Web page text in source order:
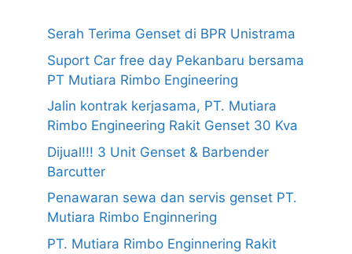
Serah Terima Genset di BPR Unistrama
Suport Car free day Pekanbaru bersama
PT Mutiara Rimbo Engineering
Jalin kontrak kerjasama, PT. Mutiara
Rimbo Engineering Rakit Genset 30 Kva
Dijual!!! 3 Unit Genset & Barbender
Barcutter
Penawaran sewa dan servis genset PT.
Mutiara Rimbo Enginnering
PT. Mutiara Rimbo Enginnering Rakit